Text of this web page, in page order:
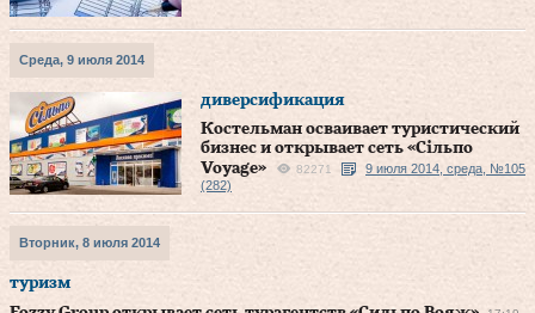
Среда, 9 июля 2014
диверсификация
Костельман осваивает туристический
бизнес и открывает сеть «Сільпо
Voyage»
82271
9 июля 2014, среда, №105
(282)
Вторник, 8 июля 2014
туризм